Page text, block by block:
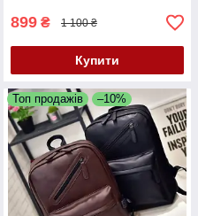
899 ₴ 1 100 ₴
Купити
Топ продажів –10%